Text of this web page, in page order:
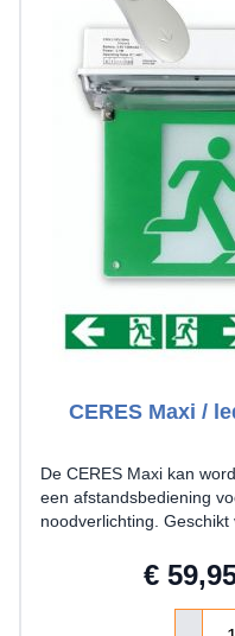
CERES Maxi /
De CERES Maxi kan
een afstandsbediening
noodverlichting. Geschikt
€